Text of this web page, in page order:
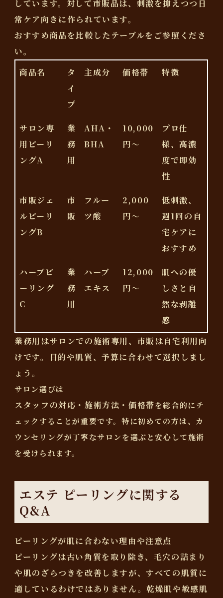
しています。対して市販品は、刺激を抑えつつ日
常ケア向きに作られています。
おすすめ商品を比較したテーブルをご参照くださ
い。
商品名
タ
イ
プ
主成分 価格帯 特徴
サロン専
用ピーリ
ングA
業
務
用
AHA・
BHA
10,000
円～
プロ仕
様、高濃
度で即効
性
市販ジェ
ルピーリ
ングB
市
販
フルー
ツ酸
2,000
円～
低刺激、
週1回の自
宅ケアに
おすすめ
ハーブピ
ーリング
C
業
務
用
ハーブ
エキス
12,000
円～
肌への優
しさと自
然な剥離
感
業務用はサロンでの施術専用、市販は自宅利用向
けです。目的や肌質、予算に合わせて選択しまし
ょう。
サロン選びは
スタッフの対応・施術方法・価格帯を総合的にチ
ェックすることが重要です。特に初めての方は、カ
ウンセリングが丁寧なサロンを選ぶと安心して施術
を受けられます。
エステ ピーリングに関する
Q&A
ピーリングが肌に合わない理由や注意点
ピーリングは古い角質を取り除き、毛穴の詰まり
や肌のざらつきを改善しますが、すべての肌質に
適しているわけではありません。乾燥肌や敏感肌